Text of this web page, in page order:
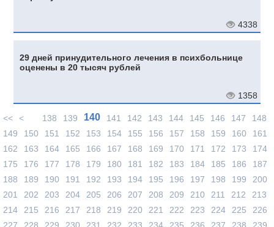
4338
29 дней принудительного лечения в психбольнице
оценены в 20 тысяч рублей
1358
<< < 138 139 140 141 142 143 144 145 146 147
148
149
150 151 152 153 154 155 156 157 158 159 160
161
162
163 164 165 166 167 168 169 170 171 172 173
174
175
176 177 178 179 180 181 182 183 184 185 186
187
188
189 190 191 192 193 194 195 196 197 198 199
200
201
202 203 204 205 206 207 208 209 210 211 212
213
214
215 216 217 218 219 220 221 222 223 224 225
226
227
228 229 230 231 232 233 234 235 236 237 238
239